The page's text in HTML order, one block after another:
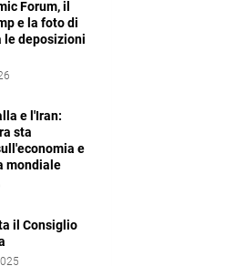
Forum, il
e la foto di
le deposizioni
e l'Iran:
sta
e
mondiale
il Consiglio